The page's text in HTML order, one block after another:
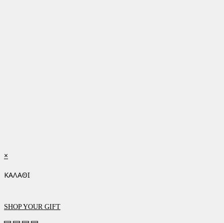
×
ΚΑΛΑΘΙ
SHOP YOUR GIFT